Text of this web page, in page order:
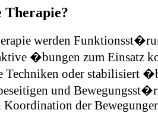
Therapie?
werden
�bungen zum Einsatz
Techniken oder stabilisiert
und
der